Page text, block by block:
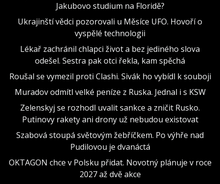
Jakubovo studium na Floridě?
Ukrajinští vědci pozorovali u Měsíce UFO. Hovoří o
vyspělé technologii
Lékař zachránil chlapci život a bez jediného slova
odešel. Sestra pak otci řekla, kam spěchá
Roušal se vymezil proti Clashi. Sivák ho vybídl k souboji
Muradov odmítl velké peníze z Ruska. Jednal i s KSW
Zelenskyj se rozhodl uvalit sankce a zničit Rusko.
Putinovy rakety ani drony už nebudou existovat
Szabová stoupá světovým žebříčkem. Po výhře nad
Pudilovou je dvanáctá
OKTAGON chce v Polsku přidat. Novotný plánuje v roce
2027 až dvě akce